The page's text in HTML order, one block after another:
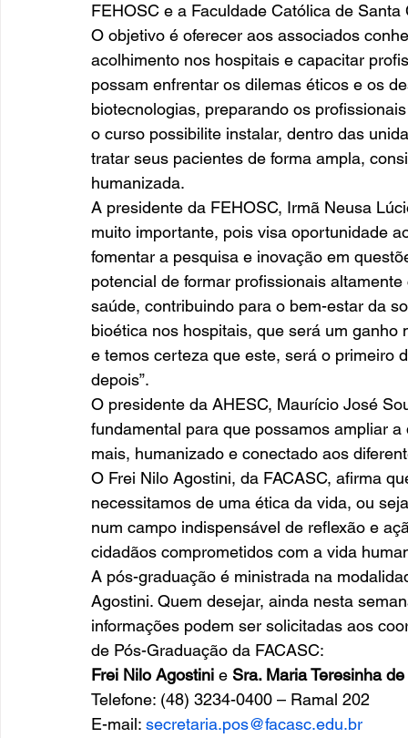
FEHOSC e a Faculdade Católica de
O objetivo é oferecer aos associados
acolhimento nos hospitais e capacitar
possam enfrentar os dilemas éticos e os
biotecnologias, preparando os
o curso possibilite instalar, dentro das
tratar seus pacientes de forma ampla,
humanizada.
A presidente da FEHOSC, Irmã Neusa
muito importante, pois visa oportunidade
fomentar a pesquisa e inovação em
potencial de formar profissionais
saúde, contribuindo para o bem-estar da
bioética nos hospitais, que será um
e temos certeza que este, será o primeiro
depois”.
O presidente da AHESC, Maurício José
fundamental para que possamos ampliar
mais, humanizado e conectado aos
O Frei Nilo Agostini, da FACASC, afirma
necessitamos de uma ética da vida, ou
num campo indispensável de reflexão e
cidadãos comprometidos com a vida
A pós-graduação é ministrada na
Agostini. Quem desejar, ainda nesta
informações podem ser solicitadas aos
de Pós-Graduação da FACASC:
Frei Nilo Agostini e Sra. Maria Teresinha
Telefone: (48) 3234-0400 – Ramal 202
E-mail: secretaria.pos@facasc.edu.br